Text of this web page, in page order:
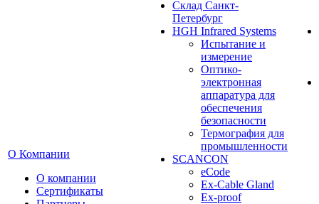
О Компании
О компании
Сертификаты
Cклад Санкт-
Петербург
HGH Infrared Systems
Испытание и
измерение
Оптико-
электронная
аппаратура для
обеспечения
безопасности
Термография для
промышленности
SCANCON
eCode
Ex-Cable Gland
Ex-proof